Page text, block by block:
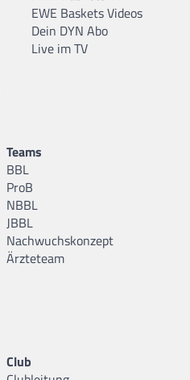
EWE Baskets Videos
Dein DYN Abo
Live im TV
Teams
BBL
ProB
NBBL
JBBL
Nachwuchskonzept
Ärzteteam
Club